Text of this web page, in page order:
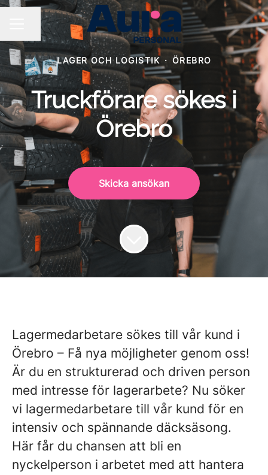
KARRIÄRMENY
Dela sidan
LAGER OCH LOGISTIK · ÖREBRO
Truckförare sökes i
Örebro
Skicka ansökan
Lagermedarbetare sökes till vår kund i
Örebro – Få nya möjligheter genom oss!
Är du en strukturerad och driven person
med intresse för lagerarbete? Nu söker
vi lagermedarbetare till vår kund för en
intensiv och spännande däcksäsong.
Här får du chansen att bli en
nyckelperson i arbetet med att hantera